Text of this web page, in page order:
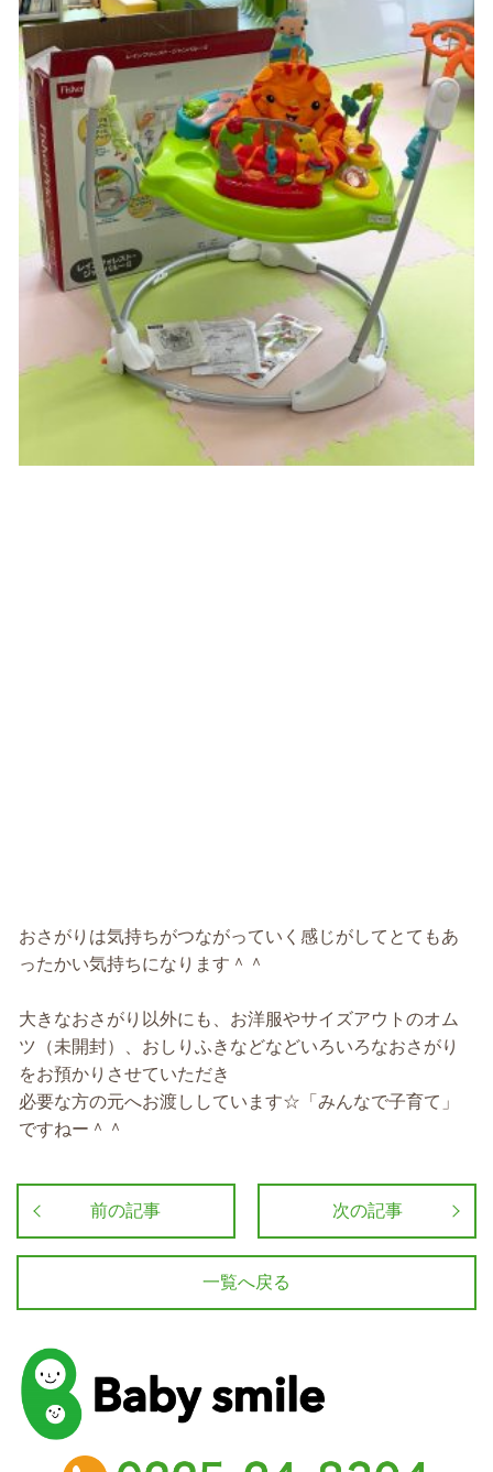
おさがりは気持ちがつながっていく感じがしてとてもあ
ったかい気持ちになります＾＾
大きなおさがり以外にも、お洋服やサイズアウトのオム
ツ（未開封）、おしりふきなどなどいろいろなおさがり
をお預かりさせていただき
必要な方の元へお渡ししています☆「みんなで子育て」
ですねー＾＾
前の記事 次の記事
一覧へ戻る
baby smile